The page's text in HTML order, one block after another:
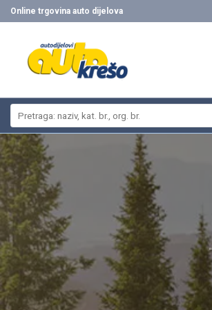
Skip
to
Online trgovina auto dijelova